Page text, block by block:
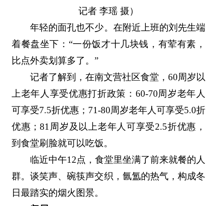
记者 李瑶 摄）
年轻的面孔也不少。在附近上班的刘先生端
着餐盘坐下：“一份饭才十几块钱，有荤有素，
比点外卖划算多了。”
记者了解到，在南文营社区食堂，60周岁以
上老年人享受优惠打折政策：60-70周岁老年人
可享受7.5折优惠；71-80周岁老年人可享受5.0折
优惠；81周岁及以上老年人可享受2.5折优惠，
到食堂刷脸就可以吃饭。
临近中午12点，食堂里坐满了前来就餐的人
群。谈笑声、碗筷声交织，氤氲的热气，构成冬
日最踏实的烟火图景。